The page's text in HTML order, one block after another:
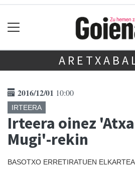
2016/12/01 10:00
IRTEERA
Irteera oinez
Mugi'-rekin
BASOTXO ERRETIRATUEN ELKARTEA,